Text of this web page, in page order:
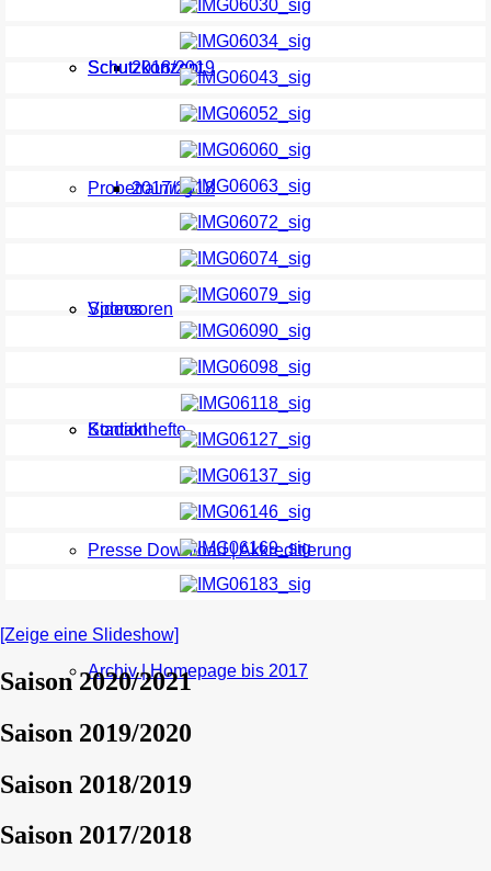
Schutzkonzept
Probetraining
Sponsoren
Kontakt
2018/2019
2017/2018
Videos
Stadionhefte
Presse Download | Akkreditierung
Archiv | Homepage bis 2017
Schutzkonzept
[Zeige eine Slideshow]
Saison 2020/2021
Saison 2019/2020
Saison 2018/2019
Saison 2017/2018